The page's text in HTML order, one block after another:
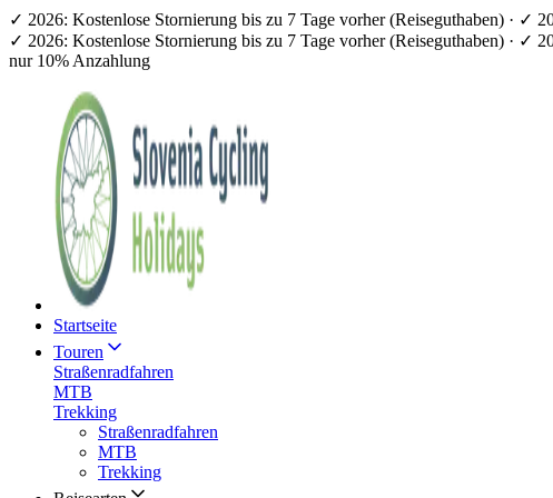
✓ 2026: Kostenlose Stornierung bis zu 7 Tage vorher (Reiseguthaben) · ✓
✓ 2026: Kostenlose Stornierung bis zu 7 Tage vorher (Reiseguthaben) · ✓
nur 10% Anzahlung
Startseite
Touren
Straßenradfahren
MTB
Trekking
Straßenradfahren
MTB
Trekking